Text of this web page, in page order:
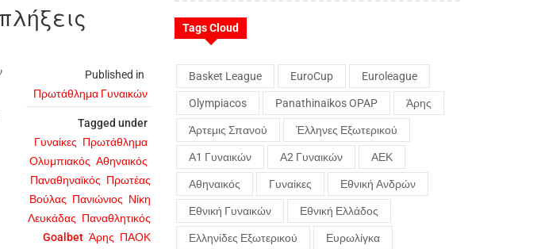
Published in
Πρωτάθλημα Γυναικών
Tagged under
Γυναίκες Πρωτάθλημα
Ολυμπιακός Αθηναικός
Παναθηναϊκός Πρωτέας
Βούλας Πανιώνιος Νίκη
Λευκάδας Παναθλητικός
Goalbet Άρης ΠΑΟΚ
Tags Cloud
Basket League EuroCup Euroleague
Olympiacos Panathinaikos OPAP Άρης
Άρτεμις Σπανού Έλληνες Εξωτερικού
Α1 Γυναικών Α2 Γυναικών ΑΕΚ
Αθηναικός Γυναίκες Εθνική Ανδρών
Εθνική Γυναικών Εθνική Ελλάδος
Ελληνίδες Εξωτερικού Ευρωλίγκα